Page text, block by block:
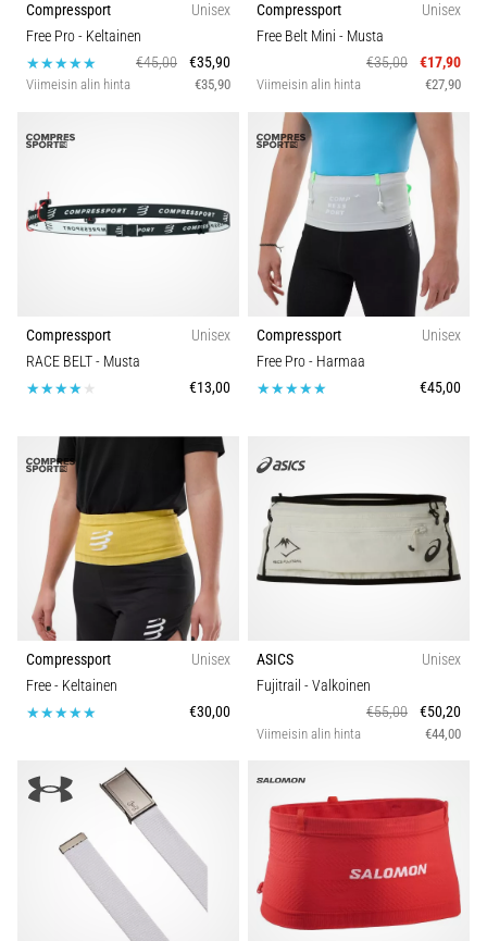
Compressport
Unisex
Free Pro- Keltainen
€45,00
€35,90
Viimeisin alin hinta €35,90
Compressport
Unisex
Free Belt Mini - Musta
€35,00
€17,90
Viimeisin alin hinta €27,90
Compressport
Unisex
RACE BELT- Musta
€13,00
Compressport
Unisex
Free Pro- Harmaa
€45,00
Compressport
Unisex
Free- Keltainen
€30,00
ASICS
Unisex
Fujitrail - Valkoinen
€55,00
€50,20
Viimeisin alin hinta €44,00